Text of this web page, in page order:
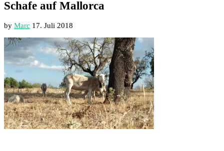
Schafe auf Mallorca
by Marc 17. Juli 2018